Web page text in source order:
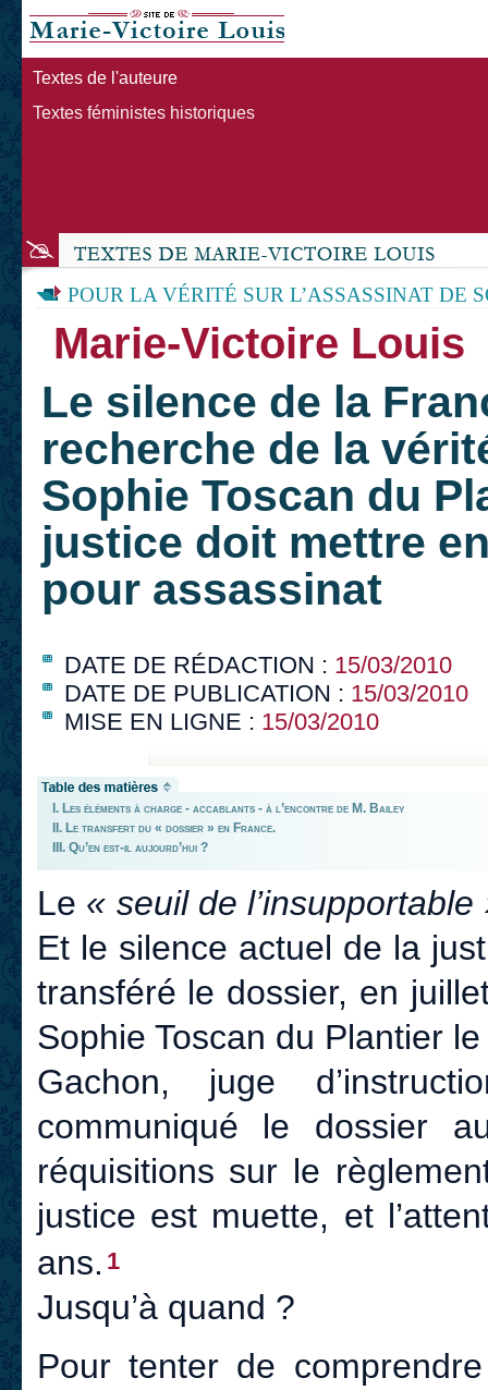
Textes de l'auteure
Textes féministes historiques
POUR LA VÉRITÉ SUR L’ASSASSINAT DE
Marie-Victoire Louis
Le silence de la
recherche de la
Sophie Toscan du
justice doit mettre
pour assassinat
DATE DE RÉDACTION : 15/03/2010
DATE DE PUBLICATION : 15/03/2010
MISE EN LIGNE : 15/03/2010
I. Les éléments à charge - accablants - à l’encontre de M. Bailey
II. Le transfert du « dossier » en France.
III. Qu’en est-il aujourd’hui ?
Le « seuil de l’insupportable
Et le silence actuel de la
transféré le dossier, en
Sophie Toscan du Plantier
Gachon, juge
communiqué le dossier
réquisitions sur le
justice est muette, et
ans. 1
Jusqu’à quand ?
Pour tenter de